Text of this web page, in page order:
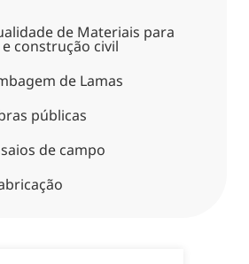
de Materiais para
construção civil
de Lamas
públicas
de campo